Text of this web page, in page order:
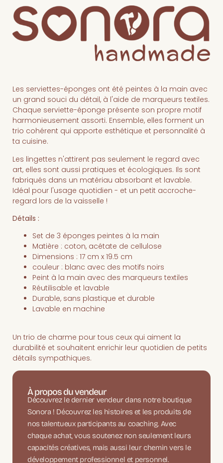
Les serviettes-éponges ont été peintes à la main avec
un grand souci du détail, à l'aide de marqueurs textiles.
Chaque serviette-éponge présente son propre motif
harmonieusement assorti. Ensemble, elles forment un
trio cohérent qui apporte esthétique et personnalité à
ta cuisine.
Les lingettes n'attirent pas seulement le regard avec
art, elles sont aussi pratiques et écologiques. Ils sont
fabriqués dans un matériau absorbant et lavable.
Idéal pour l'usage quotidien - et un petit accroche-
regard lors de la vaisselle !
Détails :
Set de 3 éponges peintes à la main
Matière : coton, acétate de cellulose
Dimensions : 17 cm x 19.5 cm
couleur : blanc avec des motifs noirs
Peint à la main avec des marqueurs textiles
Réutilisable et lavable
Durable, sans plastique et durable
Lavable en machine
Un trio de charme pour tous ceux qui aiment la
durabilité et souhaitent enrichir leur quotidien de petits
détails sympathiques.
À propos du vendeur
Découvrez le dernier vendeur dans notre boutique
Sonora ! Découvrez les histoires et les produits de
nos talentueux participants au coaching. Avec
chaque achat, vous soutenez non seulement leurs
capacités créatives, mais aussi leur chemin vers le
développement professionnel et personnel.